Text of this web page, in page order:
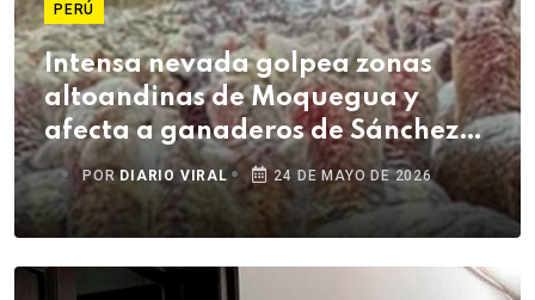
PERÚ
Intensa nevada golpea zonas
altoandinas de Moquegua y
afecta a ganaderos de Sánchez
Cerro
POR DIARIO VIRAL 24 DE MAYO DE 2026